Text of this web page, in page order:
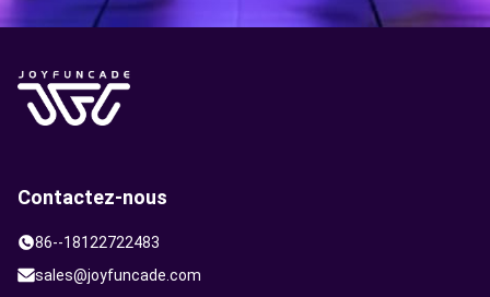
Contactez-nous
86--18122722483
sales@joyfuncade.com